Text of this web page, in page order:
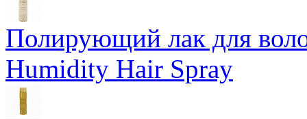
Полирующий лак для
Humidity Hair Spray